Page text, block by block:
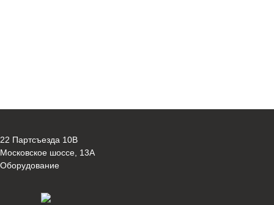
Партсъезда 10В
шоссе, 13А